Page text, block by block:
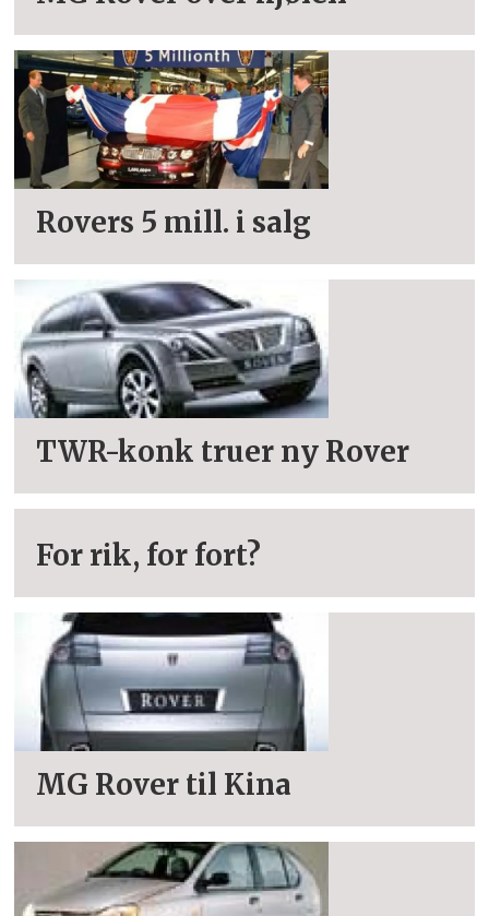
Rovers 5 mill. i salg
TWR-konk truer ny Rover
For rik, for fort?
MG Rover til Kina